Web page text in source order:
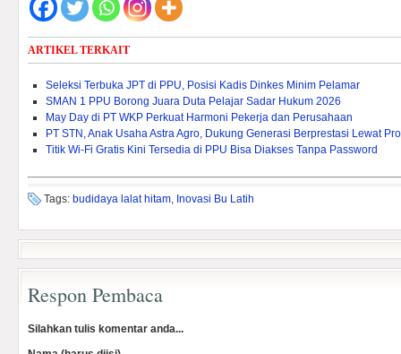
ARTIKEL TERKAIT
Seleksi Terbuka JPT di PPU, Posisi Kadis Dinkes Minim Pelamar
SMAN 1 PPU Borong Juara Duta Pelajar Sadar Hukum 2026
May Day di PT WKP Perkuat Harmoni Pekerja dan Perusahaan
PT STN, Anak Usaha Astra Agro, Dukung Generasi Berprestasi Lewat
Titik Wi-Fi Gratis Kini Tersedia di PPU Bisa Diakses Tanpa Password
Tags: budidaya lalat hitam, Inovasi Bu Latih
Respon Pembaca
Silahkan tulis komentar anda...